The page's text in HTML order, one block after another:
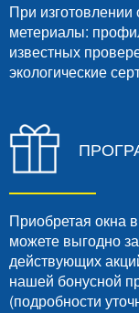
При
метериалы:
известных
экологические
Приобретая окна
можете выгодно
действующих
нашей бонусной
(подробности